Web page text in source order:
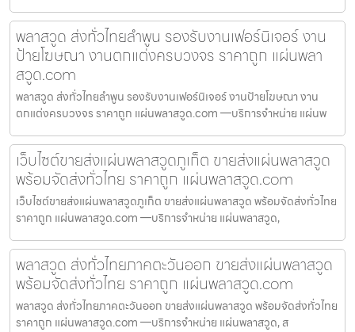
พลาสวูด ส่งทั่วไทยลำพูน รองรับงานเฟอร์นิเจอร์ งาน
ป้ายโฆษณา งานตกแต่งครบวงจร ราคาถูก แผ่นพลา
สวูด.com
พลาสวูด ส่งทั่วไทยลำพูน รองรับงานเฟอร์นิเจอร์ งานป้ายโฆษณา งาน
ตกแต่งครบวงจร ราคาถูก แผ่นพลาสวูด.com —บริการจำหน่าย แผ่นพ
เว็บไซต์ขายส่งแผ่นพลาสวูดภูเก็ต ขายส่งแผ่นพลาสวูด
พร้อมจัดส่งทั่วไทย ราคาถูก แผ่นพลาสวูด.com
เว็บไซต์ขายส่งแผ่นพลาสวูดภูเก็ต ขายส่งแผ่นพลาสวูด พร้อมจัดส่งทั่วไทย
ราคาถูก แผ่นพลาสวูด.com —บริการจำหน่าย แผ่นพลาสวูด,
พลาสวูด ส่งทั่วไทยภาคตะวันออก ขายส่งแผ่นพลาสวูด
พร้อมจัดส่งทั่วไทย ราคาถูก แผ่นพลาสวูด.com
พลาสวูด ส่งทั่วไทยภาคตะวันออก ขายส่งแผ่นพลาสวูด พร้อมจัดส่งทั่วไทย
ราคาถูก แผ่นพลาสวูด.com —บริการจำหน่าย แผ่นพลาสวูด, ส